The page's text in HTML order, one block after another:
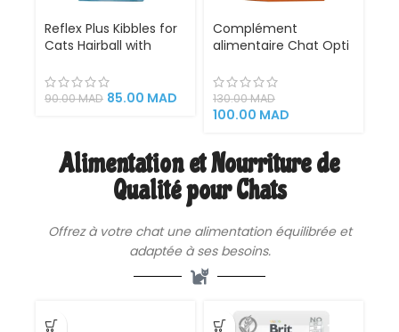
Reflex Plus Kibbles for
Cats Hairball with
90.00MAD 85.00 MAD
Complément
alimentaire Chat Opti
(100 comprimés)
130.00MAD
100.00 MAD
Alimentation et Nourriture de
Qualité pour Chats
Offrez à votre chat une alimentationéquilibrée et
adaptée à ses besoins.